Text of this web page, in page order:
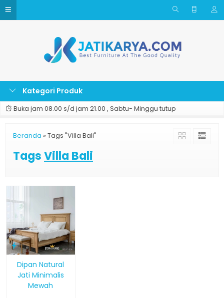
Kategori Produk
Buka jam 08.00 s/d jam 21.00 , Sabtu- Minggu tutup
Beranda » Tags "Villa Bali"
TagsVilla Bali
Dipan Natural
Jati Minimalis
Mewah